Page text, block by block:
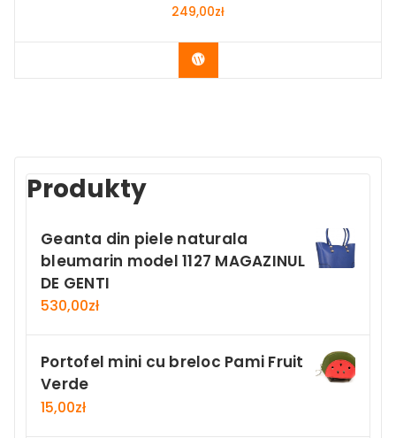
249,00zł
Buy Now
Produkty
Geanta din piele naturala
bleumarin model 1127 MAGAZINUL
DE GENTI
530,00zł
Portofel mini cu breloc Pami Fruit
Verde
15,00zł